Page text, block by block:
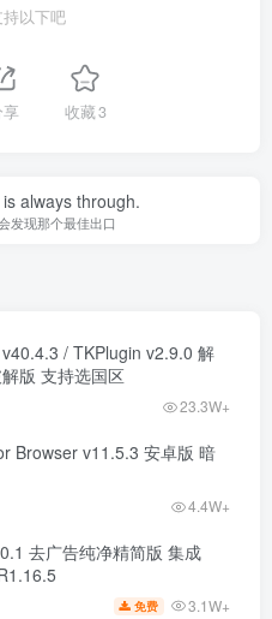
以下吧
享 收藏3
always through.
发现那个最佳出口
/ TKPlugin v2.9.0 解
版 支持选国区
23.3W+
Browser v11.5.3 安卓版 暗
4.4W+
去广告纯净精简版 集成
免费 3.1W+